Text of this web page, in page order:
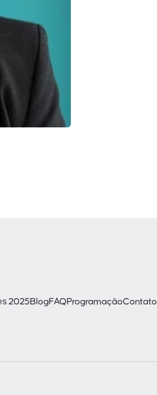
2025BlogFAQ ProgramaçãoContato